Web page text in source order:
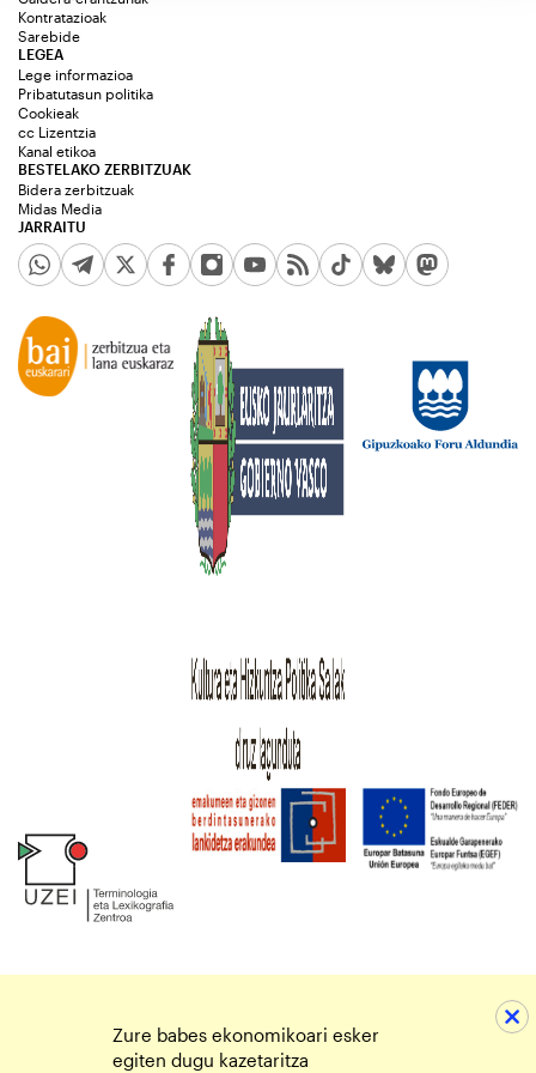
Kontratazioak
Sarebide
JARRAITU
LEGEA
Lege informazioa
Pribatutasun politika
Cookieak
cc Lizentzia
Kanal etikoa
BESTELAKO ZERBITZUAK
Bidera zerbitzuak
Midas Media
Zure babes ekonomikoari esker
egiten dugu kazetaritza